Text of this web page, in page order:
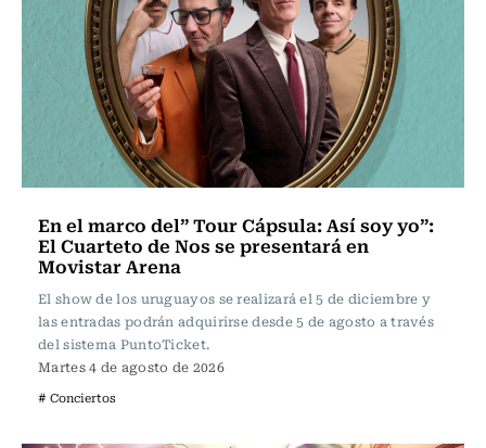
En el marco del” Tour Cápsula: Así soy yo”:
El Cuarteto de Nos se presentará en
Movistar Arena
El show de los uruguayos se realizará el 5 de diciembre y
las entradas podrán adquirirse desde 5 de agosto a través
del sistema PuntoTicket.
Martes 4 de agosto de 2026
# Conciertos